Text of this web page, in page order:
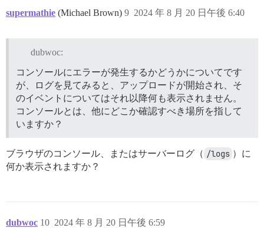
supermathie (Michael Brown) 2024 年 8 月 20 日午後 6:40
9
dubwoc:
コンソールにエラーが発生するかどうかについてです
が、ログを見てみると、アップロードが開始され、そ
のイベントについてはそれ以降何も表示されません。
コンソールとは、他にどこか確認すべき場所を指して
いますか？
ブラウザのコンソール、またはサーバーログ（ /logs ）に
何か表示されますか？
dubwoc 2024 年 8 月 20 日午後 6:59
10